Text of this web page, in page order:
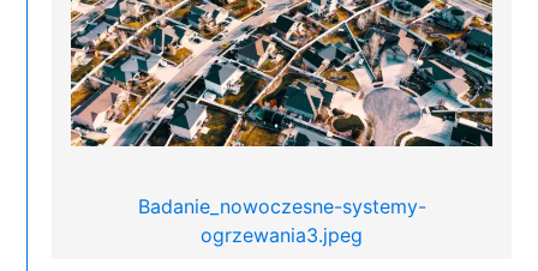
Badanie_nowoczesne-systemy-
ogrzewania3.jpeg